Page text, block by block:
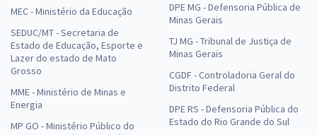
MEC - Ministério da Educação
SEDUC/MT - Secretaria de
Estado de Educação, Esporte e
Lazer do estado de Mato
Grosso
MME - Ministério de Minas e
Energia
MP GO - Ministério Público do
DPE MG - Defensoria Pública de
Minas Gerais
TJ MG - Tribunal de Justiça de
Minas Gerais
CGDF - Controladoria Geral do
Distrito Federal
DPE RS - Defensoria Pública do
Estado do Rio Grande do Sul